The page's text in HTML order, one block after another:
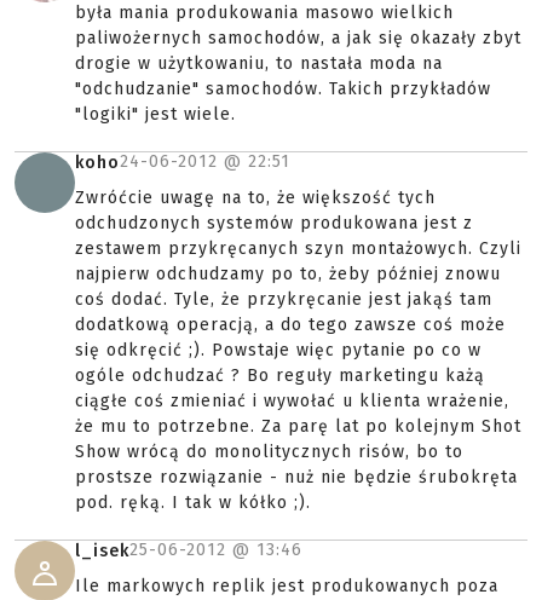
była mania produkowania masowo wielkich
paliwożernych samochodów, a jak się okazały zbyt
drogie w użytkowaniu, to nastała moda na
"odchudzanie" samochodów. Takich przykładów
"logiki" jest wiele.
koho24-06-2012 @ 22:51
Zwróćcie uwagę na to, że większość tych
odchudzonych systemów produkowana jest z
zestawem przykręcanych szyn montażowych. Czyli
najpierw odchudzamy po to, żeby później znowu
coś dodać. Tyle, że przykręcanie jest jakąś tam
dodatkową operacją, a do tego zawsze coś może
się odkręcić ;). Powstaje więc pytanie po co w
ogóle odchudzać ? Bo reguły marketingu każą
ciągłe coś zmieniać i wywołać u klienta wrażenie,
że mu to potrzebne. Za parę lat po kolejnym Shot
Show wrócą do monolitycznych risów, bo to
prostsze rozwiązanie - nuż nie będzie śrubokręta
pod. ręką. I tak w kółko ;).
l_isek25-06-2012 @ 13:46
Ile markowych replik jest produkowanych poza